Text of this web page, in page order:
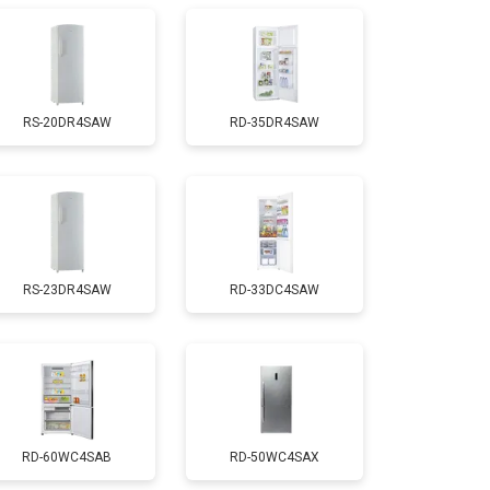
Заказать
2550 ₽ Заказать
1700 ₽ Заказать
4750 ₽ Заказать
3650 ₽
2550 ₽
RS-20DR4SAW RD-35DR4SAW
RS-23DR4SAW RD-33DC4SAW
RD-60WC4SAB RD-50WC4SAX